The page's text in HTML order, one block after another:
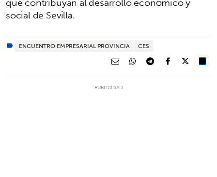
social de Sevilla.
ENCUENTRO EMPRESARIAL PROVINCIA CES